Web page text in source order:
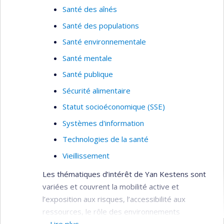
Santé des aînés
Santé des populations
Santé environnementale
Santé mentale
Santé publique
Sécurité alimentaire
Statut socioéconomique (SSE)
Systèmes d'information
Technologies de la santé
Vieillissement
Les thématiques d’intérêt de Yan Kestens sont
variées et couvrent la mobilité active et
l’exposition aux risques, l’accessibilité aux
ressources, le rôle des environnements